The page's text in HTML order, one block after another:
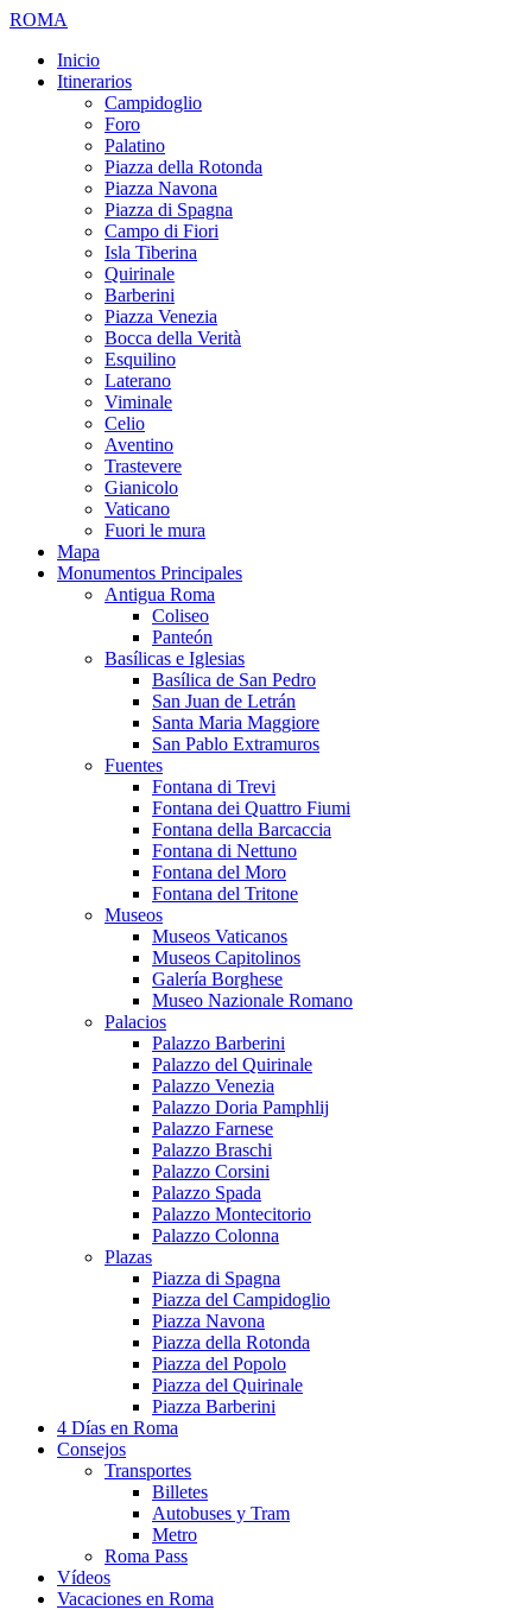
ROMA
Inicio
Itinerarios
Campidoglio
Foro
Palatino
Piazza della Rotonda
Piazza Navona
Piazza di Spagna
Campo di Fiori
Isla Tiberina
Quirinale
Barberini
Piazza Venezia
Bocca della Verità
Esquilino
Laterano
Viminale
Celio
Aventino
Trastevere
Gianicolo
Vaticano
Fuori le mura
Mapa
Monumentos Principales
Antigua Roma
Coliseo
Panteón
Basílicas e Iglesias
Basílica de San Pedro
San Juan de Letrán
Santa Maria Maggiore
San Pablo Extramuros
Fuentes
Fontana di Trevi
Fontana dei Quattro Fiumi
Fontana della Barcaccia
Fontana di Nettuno
Fontana del Moro
Fontana del Tritone
Museos
Museos Vaticanos
Museos Capitolinos
Galería Borghese
Museo Nazionale Romano
Palacios
Palazzo Barberini
Palazzo del Quirinale
Palazzo Venezia
Palazzo Doria Pamphlij
Palazzo Farnese
Palazzo Braschi
Palazzo Corsini
Palazzo Spada
Palazzo Montecitorio
Palazzo Colonna
Plazas
Piazza di Spagna
Piazza del Campidoglio
Piazza Navona
Piazza della Rotonda
Piazza del Popolo
Piazza del Quirinale
Piazza Barberini
4 Días en Roma
Consejos
Transportes
Billetes
Autobuses y Tram
Metro
Roma Pass
Vídeos
Vacaciones en Roma